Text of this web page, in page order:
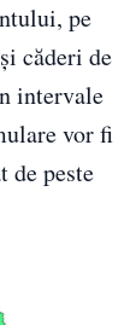
pe
căderi de
intervale
vor fi
peste